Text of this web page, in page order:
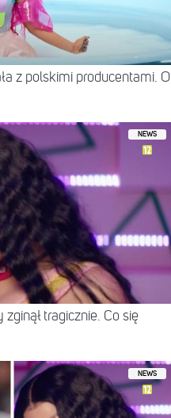
z polskimi producentami. O
NEWS
tragicznie. Co się
NEWS